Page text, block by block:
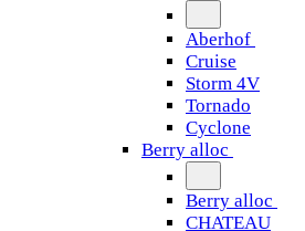
Aberhof
Cruise
Storm 4V
Tornado
Сyclone
Berry alloc
Berry alloc
CHATEAU